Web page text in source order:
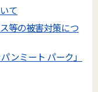
て
等の被害対策につ
ンミート パーク」